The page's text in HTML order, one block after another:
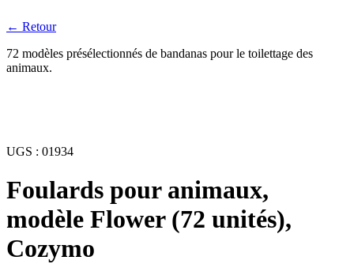
← Retour
72 modèles présélectionnés de bandanas pour le toilettage des
animaux.
UGS : 01934
Foulards pour animaux,
modèle Flower (72 unités),
Cozymo